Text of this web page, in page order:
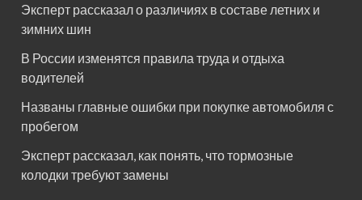
Эксперт рассказал о различиях в составе летних и
зимних шин
В России изменятся правила труда и отдыха
водителей
Названы главные ошибки при покупке автомобиля с
пробегом
Эксперт рассказал, как понять, что тормозные
колодки требуют замены